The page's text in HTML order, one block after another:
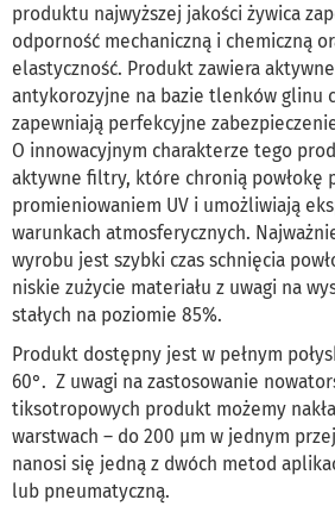
produktu najwyższej jakości żywica
odporność mechaniczną i chemiczną
elastyczność. Produkt zawiera
antykorozyjne na bazie tlenków glinu
zapewniają perfekcyjne
O innowacyjnym charakterze tego
aktywne filtry, które chronią powłokę
promieniowaniem UV i umożliwiają
warunkach atmosferycznych.
wyrobu jest szybki czas schnięcia
niskie zużycie materiału z uwagi na
stałych na poziomie 85%.
Produkt dostępny jest w pełnym
60°. Z uwagi na zastosowanie
tiksotropowych produkt możemy
warstwach – do 200 µm w jednym
nanosi się jedną z dwóch metod
lub pneumatyczną.